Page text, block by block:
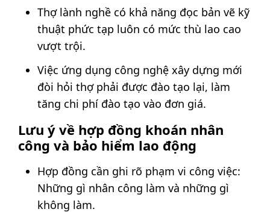
Thợ lành nghề có khả năng đọc bản vẽ kỹ
thuật phức tạp luôn có mức thù lao cao
vượt trội.
Việc ứng dụng công nghệ xây dựng mới
đòi hỏi thợ phải được đào tạo lại, làm
tăng chi phí đào tạo vào đơn giá.
Lưu ý về hợp đồng khoán nhân
công và bảo hiểm lao động
Hợp đồng cần ghi rõ phạm vi công việc:
Những gì nhân công làm và những gì
không làm.